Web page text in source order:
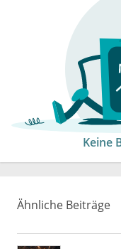
Keine
Ähnliche Beiträge